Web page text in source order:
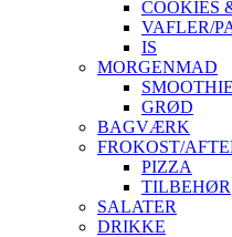
COOKIES
VAFLER/
IS
MORGENMAD
SMOOTHIE
GRØD
BAGVÆRK
FROKOST/
PIZZA
TILBEHØR
SALATER
DRIKKE